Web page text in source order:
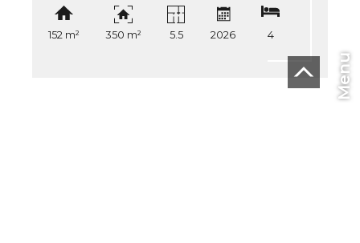
Menu
152 m² 350 m² 5.5 2026 4